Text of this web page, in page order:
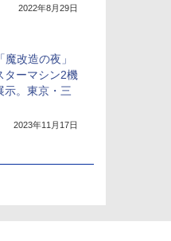
2022年8月29日
魔改造の夜」
ターマシン2機
示。東京・三
2023年11月17日